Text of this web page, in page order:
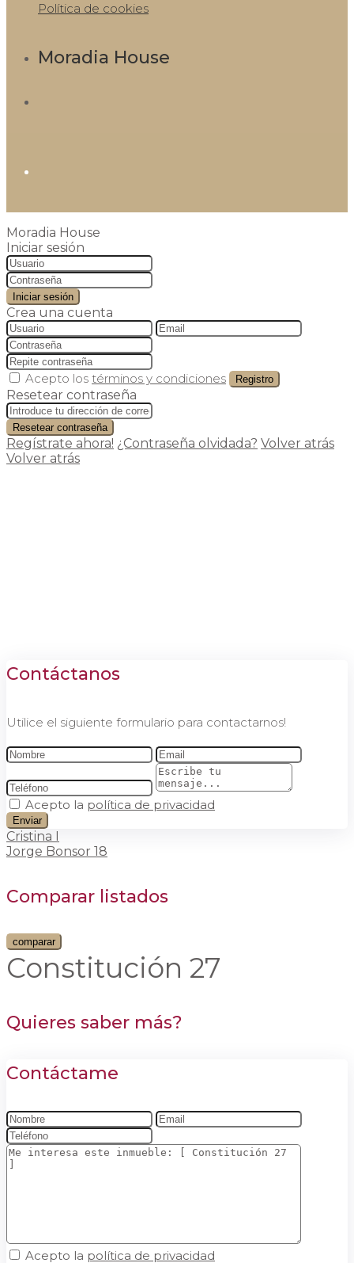
Política de cookies
Moradia House
Moradia House
Iniciar sesión
Iniciar sesión
Crea una cuenta
Acepto los términos y condiciones Registro
Resetear contraseña
Resetear contraseña
Regístrate ahora! ¿Contraseña olvidada? Volver atrás
Volver atrás
Contáctanos
Utilice el siguiente formulario para contactarnos!
Acepto la política de privacidad
Enviar
Cristina I
Jorge Bonsor 18
Comparar listados
comparar
Constitución 27
Quieres saber más?
Contáctame
Acepto la política de privacidad